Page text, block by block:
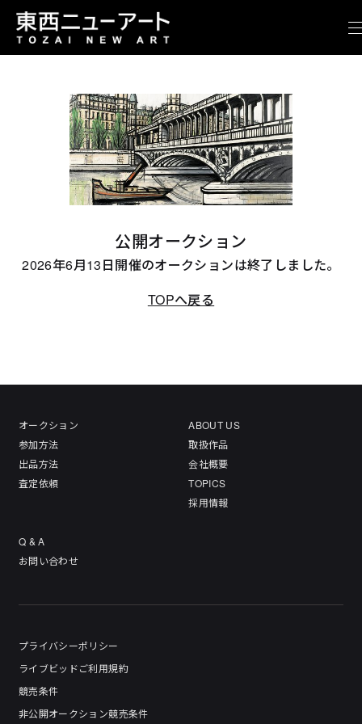
公開オークション
2026年6月13日開催のオークションは終了しました。
TOPへ戻る
オークション
参加方法
出品方法
査定依頼
ABOUT US
取扱作品
会社概要
TOPICS
採用情報
Q & A
お問い合わせ
プライバシーポリシー
ライブビッドご利用規約
競売条件
非公開オークション競売条件